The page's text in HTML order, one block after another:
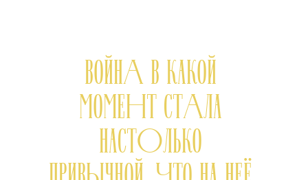
ВОЙНА В КАКОЙ
МОМЕНТ СТАЛА
НАСТОЛЬКО